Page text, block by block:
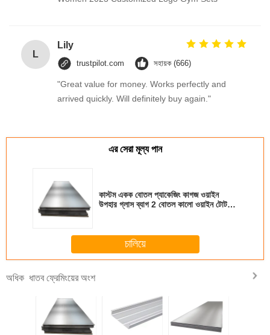
L
Lily
trustpilot.com সহায়ক (666)
"Great value for money. Works perfectly and
arrived quickly. Will definitely buy again."
এর সেরা মূল্য পান
কাস্টম একক বোতল প্যাকেজিং কাগজ ওয়াইন
উপহার গ্লাস ব্যাগ 2 বোতল কালো ওয়াইন টোট
চালিয়ে
অধিক ধাতব ফ্রেমিংয়ের অংশ